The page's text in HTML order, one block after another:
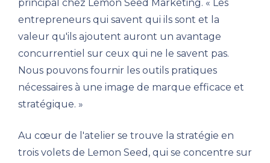
principal chez Lemon Seed Marketing. « Les
entrepreneurs qui savent qui ils sont et la
valeur qu'ils ajoutent auront un avantage
concurrentiel sur ceux qui ne le savent pas.
Nous pouvons fournir les outils pratiques
nécessaires à une image de marque efficace et
stratégique. »
Au cœur de l'atelier se trouve la stratégie en
trois volets de Lemon Seed, qui se concentre sur